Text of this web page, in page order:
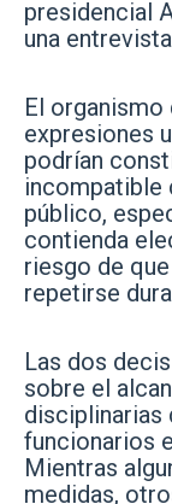
presidencial
una
El
expresiones
podrían
incompatible
público,
contienda
riesgo de
repetirse
Las dos
sobre el
disciplinarias
funcionarios
Mientras
medidas,